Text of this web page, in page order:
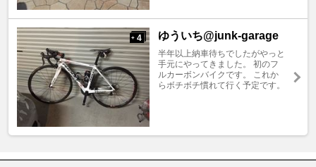
+ 4 ゆういち@junk-garage
半年以上納車待ちでしたがやっと
手元にやってきました。 初のフ
ルカーボンバイクです。 これか
らボチボチ慣れて行く予定です。